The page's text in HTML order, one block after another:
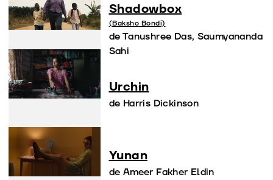
Shadowbox
(Baksho Bondi)
de Tanushree Das, Saumyananda
Sahi
Urchin
de Harris Dickinson
Yunan
de Ameer Fakher Eldin